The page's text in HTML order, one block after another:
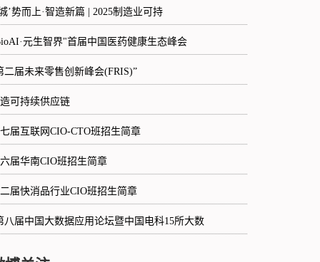
’势而上·智造新篇 | 2025制造业可持
元生智界"首届中国医药健康生态峰会
二届未来零售创新峰会(FRIS)”
可持续供应链
届互联网CIO-CTO班招生简章
届华南CIO班招生简章
届快消品行业CIO班招生简章
八届中国大数据应用论坛暨中国电科15所大数